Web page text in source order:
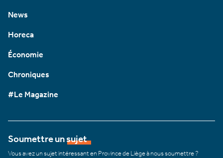
News
Horeca
Économie
Chroniques
#Le Magazine
Soumettre un sujet
Vous avez un sujet intéressant en Province de Liège à nous soumettre ?